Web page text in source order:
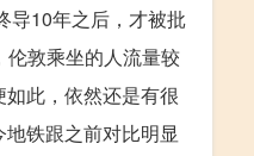
导10年之后，才被批
敦乘坐的人流量较
此，依然还是有很
铁跟之前对比明显